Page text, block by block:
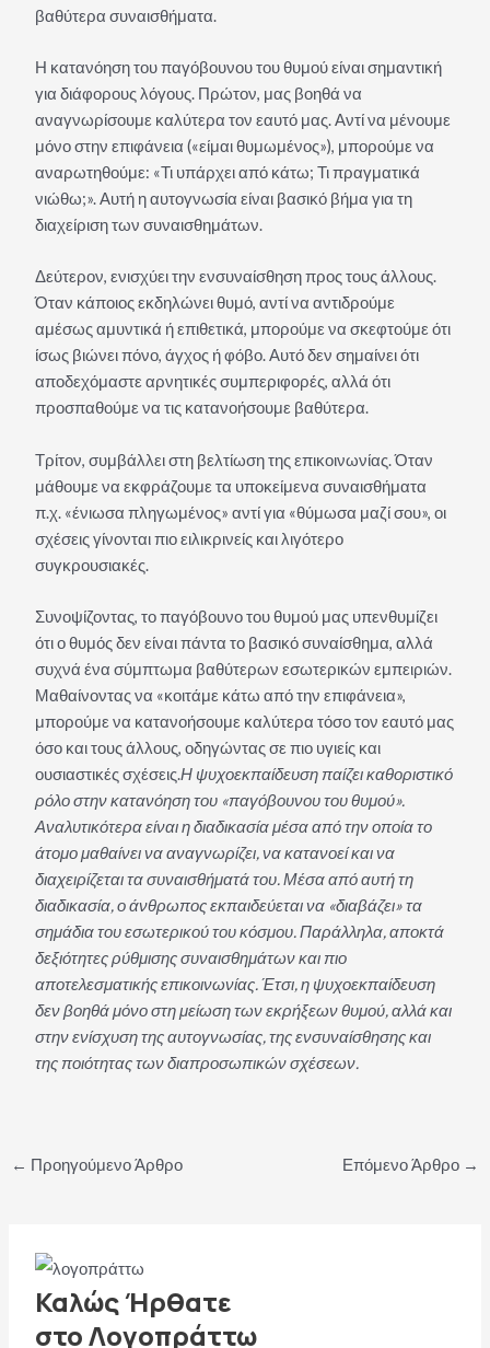
βαθύτερα συναισθήματα.
Η κατανόηση του παγόβουνου του θυμού είναι σημαντική
για διάφορους λόγους. Πρώτον, μας βοηθά να
αναγνωρίσουμε καλύτερα τον εαυτό μας. Αντί να μένουμε
μόνο στην επιφάνεια («είμαι θυμωμένος»), μπορούμε να
αναρωτηθούμε: «Τι υπάρχει από κάτω; Τι πραγματικά
νιώθω;». Αυτή η αυτογνωσία είναι βασικό βήμα για τη
διαχείριση των συναισθημάτων.
Δεύτερον, ενισχύει την ενσυναίσθηση προς τους άλλους.
Όταν κάποιος εκδηλώνει θυμό, αντί να αντιδρούμε
αμέσως αμυντικά ή επιθετικά, μπορούμε να σκεφτούμε ότι
ίσως βιώνει πόνο, άγχος ή φόβο. Αυτό δεν σημαίνει ότι
αποδεχόμαστε αρνητικές συμπεριφορές, αλλά ότι
προσπαθούμε να τις κατανοήσουμε βαθύτερα.
Τρίτον, συμβάλλει στη βελτίωση της επικοινωνίας. Όταν
μάθουμε να εκφράζουμε τα υποκείμενα συναισθήματα
π.χ. «ένιωσα πληγωμένος» αντί για «θύμωσα μαζί σου», οι
σχέσεις γίνονται πιο ειλικρινείς και λιγότερο
συγκρουσιακές.
Συνοψίζοντας, το παγόβουνο του θυμού μας υπενθυμίζει
ότι ο θυμός δεν είναι πάντα το βασικό συναίσθημα, αλλά
συχνά ένα σύμπτωμα βαθύτερων εσωτερικών εμπειριών.
Μαθαίνοντας να «κοιτάμε κάτω από την επιφάνεια»,
μπορούμε να κατανοήσουμε καλύτερα τόσο τον εαυτό μας
όσο και τους άλλους, οδηγώντας σε πιο υγιείς και
ουσιαστικές σχέσεις.Η ψυχοεκπαίδευση παίζει καθοριστικό
ρόλο στην κατανόηση του «παγόβουνου του θυμού».
Αναλυτικότερα είναι η διαδικασία μέσα από την οποία το
άτομο μαθαίνει να αναγνωρίζει, να κατανοεί και να
διαχειρίζεται τα συναισθήματά του. Μέσα από αυτή τη
διαδικασία, ο άνθρωπος εκπαιδεύεται να «διαβάζει» τα
σημάδια του εσωτερικού του κόσμου. Παράλληλα, αποκτά
δεξιότητες ρύθμισης συναισθημάτων και πιο
αποτελεσματικής επικοινωνίας. Έτσι, η ψυχοεκπαίδευση
δεν βοηθά μόνο στη μείωση των εκρήξεων θυμού, αλλά και
στην ενίσχυση της αυτογνωσίας, της ενσυναίσθησης και
της ποιότητας των διαπροσωπικών σχέσεων.
Πλοήγηση
← Προηγούμενο Άρθρο Επόμενο Άρθρο →
Καλώς Ήρθατε
στο Λογοπράττω